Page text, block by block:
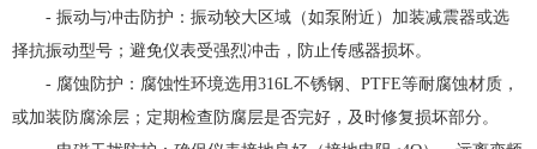
- 振动与冲击防护：振动较大区域（如泵附近）加装减震器或选
择抗振动型号；避免仪表受强烈冲击，防止传感器损坏。
- 腐蚀防护：腐蚀性环境选用316L不锈钢、PTFE等耐腐蚀材质，
或加装防腐涂层；定期检查防腐层是否完好，及时修复损坏部分。